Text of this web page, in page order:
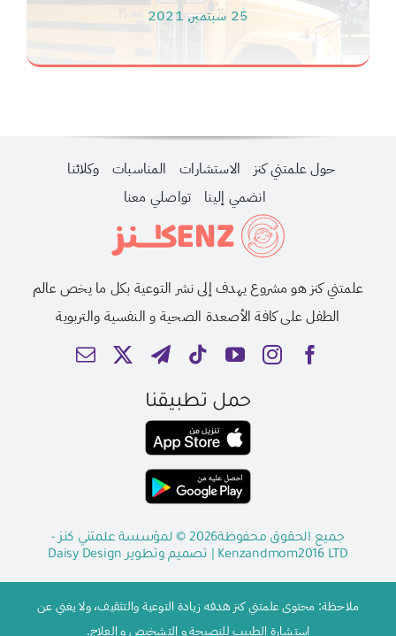
25 سبتمبر, 2021
حول علمتني كنز الاستشارات المناسبات
وكلائنا
انضمي إلينا
تواصلي معنا
علمتني كنز هو مشروع يهدف إلى نشر التوعية بكل ما يخص عالم
الطفل على كافة الأصعدة الصحية و النفسية والتربوية
حمل تطبيقنا
جميع الحقوق محفوظة2026 © لمؤسسة علمتني كنز -
Kenzandmom2016 LTD | تصميم وتطويرDaisy Design
ملاحظة: محتوى علمتني كنز هدفه زيادة التوعية والتثقيف، ولا يغني عن
استشارة الطبيب للنصيحة و التشخيص و العلاج.